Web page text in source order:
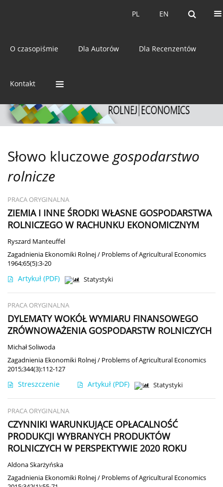
EN
PL EN
PL
O czasopiśmie Dla Autorów Dla Recenzentów
Kontakt
ISSN: 0044-1600
Słowo kluczowe gospodarstwo
rolnicze
PRACA ORYGINALNA
ZIEMIA I INNE ŚRODKI WŁASNE GOSPODARSTWA
ROLNICZEGO W RACHUNKU EKONOMICZNYM
Ryszard Manteuffel
Zagadnienia Ekonomiki Rolnej / Problems of Agricultural Economics
1964;65(5):3-20
Artykuł (PDF) Statystyki
PRACA ORYGINALNA
DYLEMATY WOKÓŁ WYMIARU FINANSOWEGO
ZRÓWNOWAŻENIA GOSPODARSTW ROLNICZYCH
Michał Soliwoda
Zagadnienia Ekonomiki Rolnej / Problems of Agricultural Economics
2015;344(3):112-127
Streszczenie Artykuł (PDF) Statystyki
PRACA ORYGINALNA
CZYNNIKI WARUNKUJĄCE OPŁACALNOŚĆ
PRODUKCJI WYBRANYCH PRODUKTÓW
ROLNICZYCH W PERSPEKTYWIE 2020 ROKU
Aldona Skarżyńska
Zagadnienia Ekonomiki Rolnej / Problems of Agricultural Economics